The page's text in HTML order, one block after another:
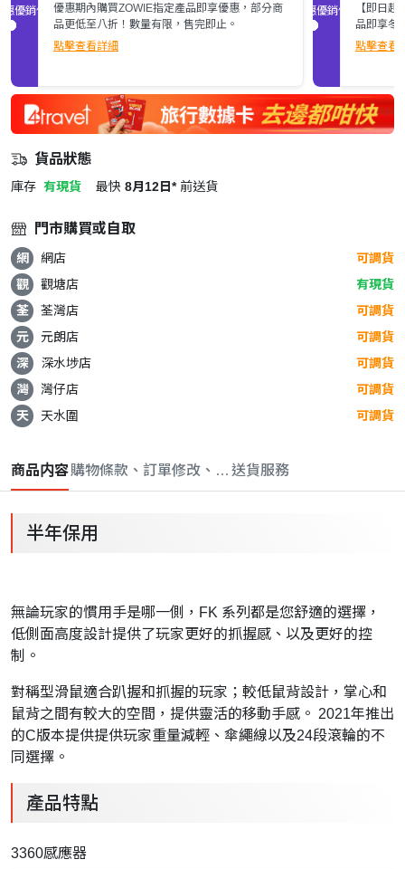
促銷優惠
優惠期內購買ZOWIE指定產品即享優惠，部分商
品更低至八折！數量有限，售完即止。
點擊查看詳細
促銷優惠
【即日
品即享冬
點擊查看
貨品狀態
庫存 有現貨 最快 8月12日* 前送貨
門市購買或自取
網 網店
可調貨
觀
觀塘店
有現貨
荃
荃灣店
可調貨
元
元朗店
可調貨
深
深水埗店
可調貨
灣
灣仔店
可調貨
天
天水圍 可調貨
商品内容購物條款、訂單修改、取消與退款政策
送貨服務
半年保用
無論玩家的慣用手是哪一側，FK 系列都是您舒適的選擇，
低側面高度設計提供了玩家更好的抓握感、以及更好的控
制。
對稱型滑鼠適合趴握和抓握的玩家；較低鼠背設計，掌心和
鼠背之間有較大的空間，提供靈活的移動手感。 2021年推出
的C版本提供提供玩家重量減輕、傘繩線以及24段滾輪的不
同選擇。
產品特點
3360感應器